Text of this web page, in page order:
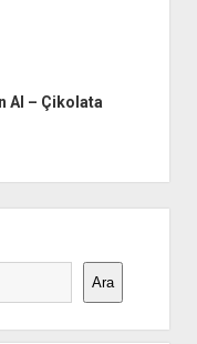
Al – Çikolata
Ara